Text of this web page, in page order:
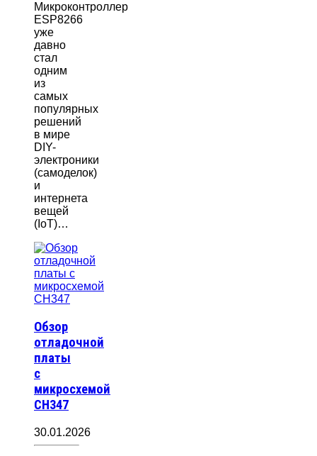
Микроконтроллер
ESP8266
уже
давно
стал
одним
из
самых
популярных
решений
в мире
DIY-
электроники
(самоделок)
и
интернета
вещей
(IoT)…
Обзор
отладочной
платы
с
микросхемой
CH347
30.01.2026